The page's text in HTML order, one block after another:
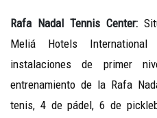
Rafa Nadal Tennis Center:
Meliá Hotels
instalaciones de primer
entrenamiento de la Rafa
tenis, 4 de pádel, 6 de